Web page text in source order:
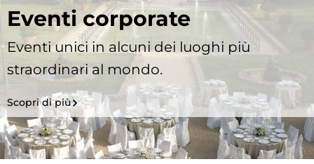
Eventi corporate
Eventi unici in alcuni dei luoghi più
straordinari al mondo.
Scopri di più